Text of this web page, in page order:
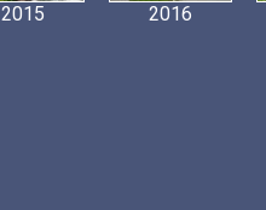
2015 2016